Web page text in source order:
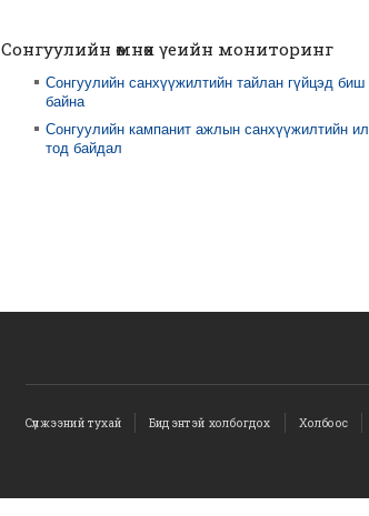
Сонгуулийн өмнөх үеийн мониторинг
Сонгуулийн санхүүжилтийн тайлан гүйцэд биш
байна
Сонгуулийн кампанит ажлын санхүүжилтийн ил
тод байдал
Сүлжээний тухай Бидэнтэй холбогдох Холбоос